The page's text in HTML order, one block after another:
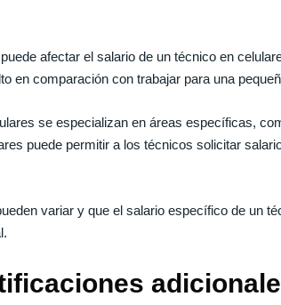
afectar el salario de un técnico en
en comparación con trabajar para una
se especializan en áreas específicas,
puede permitir a los técnicos solicitar
variar y que el salario específico de un